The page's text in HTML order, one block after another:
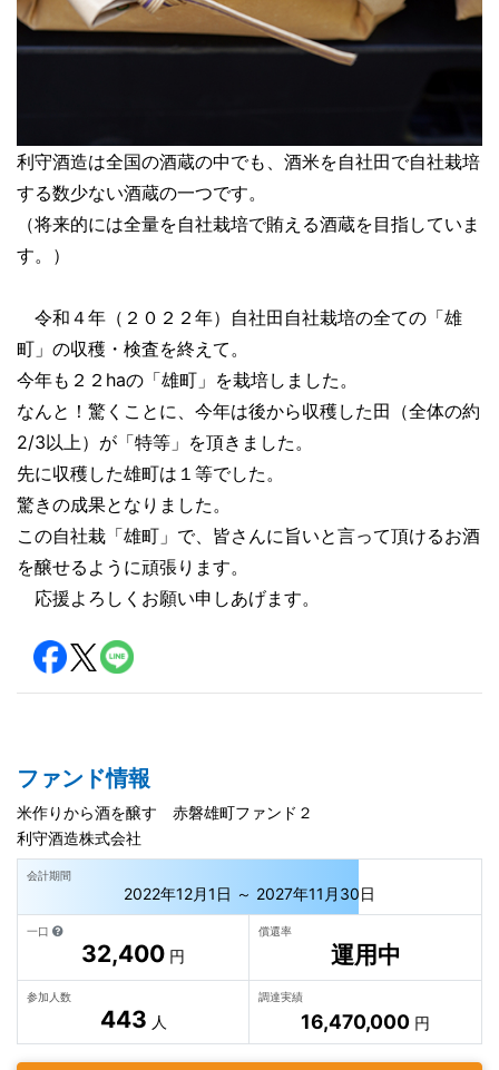
利守酒造は全国の酒蔵の中でも、酒米を自社田で自社栽培
する数少ない酒蔵の一つです。
（将来的には全量を自社栽培で賄える酒蔵を目指していま
す。）
令和４年（２０２２年）自社田自社栽培の全ての「雄
町」の収穫・検査を終えて。
今年も２２haの「雄町」を栽培しました。
なんと！驚くことに、今年は後から収穫した田（全体の約
2/3以上）が「特等」を頂きました。
先に収穫した雄町は１等でした。
驚きの成果となりました。
この自社栽「雄町」で、皆さんに旨いと言って頂けるお酒
を醸せるように頑張ります。
応援よろしくお願い申しあげます。
ファンド情報
米作りから酒を醸す 赤磐雄町ファンド２
利守酒造株式会社
会計期間
2022年12月1日 ～ 2027年11月30日
一口
32,400 円
償還率
運用中
参加人数
443 人
調達実績
16,470,000 円